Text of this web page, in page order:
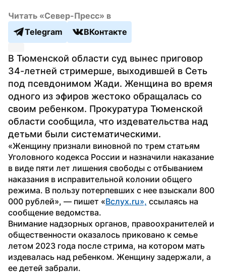
Читать «Север-Пресс» в
Telegram
ВКонтакте
В Тюменской области суд вынес приговор
34-летней стримерше, выходившей в Сеть
под псевдонимом Жади. Женщина во время
одного из эфиров жестоко обращалась со
своим ребенком. Прокуратура Тюменской
области сообщила, что издевательства над
детьми были систематическими.
«Женщину признали виновной по трем статьям
Уголовного кодекса России и назначили наказание
в виде пяти лет лишения свободы с отбыванием
наказания в исправительной колонии общего
режима. В пользу потерпевших с нее взыскали 800
000 рублей», — пишет «Вслух.ru», ссылаясь на
сообщение ведомства.
Внимание надзорных органов, правоохранителей и
общественности оказалось приковано к семье
летом 2023 года после стрима, на котором мать
издевалась над ребенком. Женщину задержали, а
ее детей забрали.